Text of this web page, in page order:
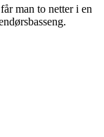
man to netter i en